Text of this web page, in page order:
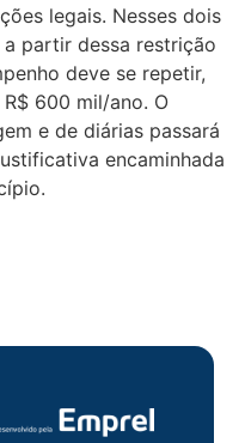
legais. Nesses dois
partir dessa restrição
deve se repetir,
600 mil/ano. O
e de diárias passará
encaminhada